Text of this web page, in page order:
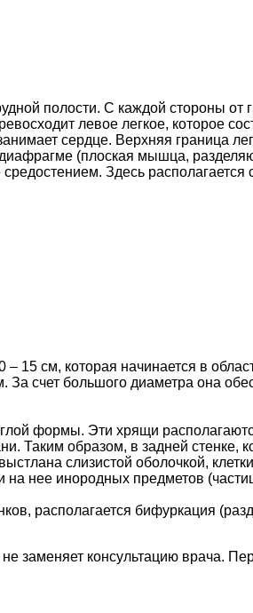
полости. С каждой стороны от
левое легкое, которое
сердце. Верхняя граница
(плоская мышца,
Здесь
15 см, которая начинается в
За счет большого диаметра она
формы. Эти хрящи
Таким образом, в задней
слизистой оболочкой,
нее инородных предметов
располагается бифуркация
заменяет консультацию врача.